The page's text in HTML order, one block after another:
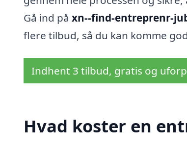
Gå ind på xn--find-entreprenr-
flere tilbud, så du kan komme
Indhent 3 tilbud, gratis og
Hvad koster en